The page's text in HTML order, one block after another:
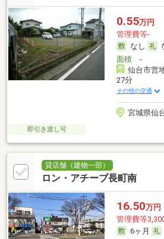
0.55万円
管理費等-
なし
面積-
仙台市営
27分
その他の交通
宮城県仙
即引き渡し可
貸店舗（建物一部）
ロン・アチーブ長町南
16.50万円
管理費等
6ヶ月